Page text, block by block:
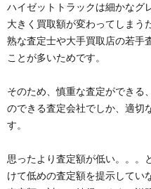
ハイゼットトラックは細かなグ
大きく買取額が変わってしまう
熟な査定士や大手買取店の若手
ことが多いためです。
そのため、慎重な査定ができる
のできる査定会社でしか、適切
す。
思ったより査定額が低い。。。
けて低めの査定額を提示してい